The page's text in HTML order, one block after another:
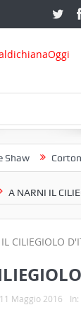
Cortona
A NARNI IL
11 Maggio 2016 In: